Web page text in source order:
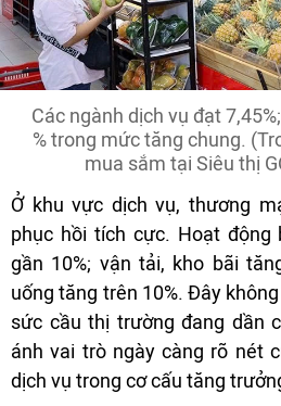
Các ngành dịch vụ đạt
% trong mức tăng chung.
mua sắm tại Siêu thị
Ở khu vực dịch vụ, thương
phục hồi tích cực. Hoạt động
gần 10%; vận tải, kho bãi
uống tăng trên 10%. Đây
sức cầu thị trường đang dần
ánh vai trò ngày càng rõ nét
dịch vụ trong cơ cấu tăng